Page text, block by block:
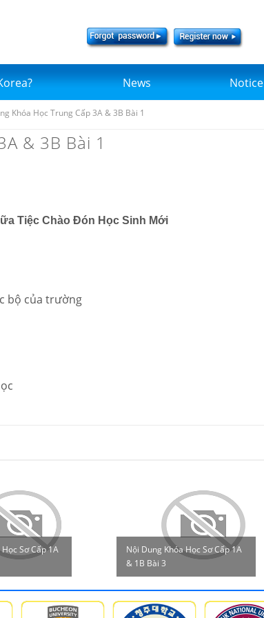
News Notice
Khóa Học Trung Cấp 3A & 3B Bài 1
& 3B Bài 1
Tiệc Chào Đón Học Sinh Mới
bộ của trường
Sơ Cấp 1A
Nội Dung Khóa Học Sơ Cấp 1A
& 1B Bài 3